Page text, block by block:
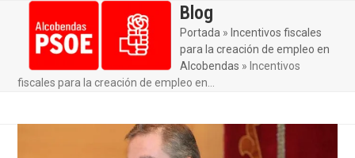
contentmobile
menu
mobile
menu
Blog
Portada » Incentivos fiscales
para la creación de empleo en
Alcobendas » Incentivos
fiscales para la creación de empleo en…